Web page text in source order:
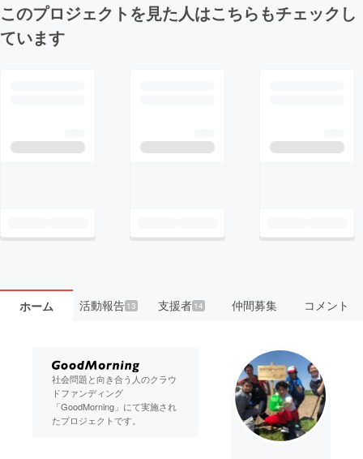
このプロジェクトを見た人はこちらもチェックし
ています
ホーム 活動報告13 支援者 14 仲間募集 コメント
社会問題と向き合う人のクラウ
ドファンディング
「GoodMorning」にて実施され
たプロジェクトです。